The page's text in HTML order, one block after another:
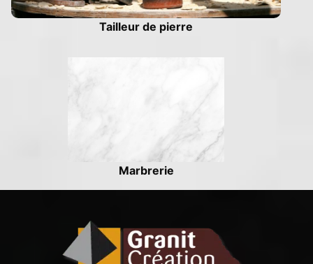
Tailleur de pierre
Marbrerie